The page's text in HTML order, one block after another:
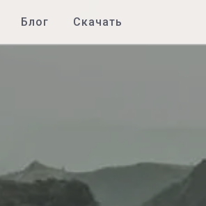
Блог Скачать